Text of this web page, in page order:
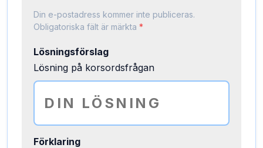
Din e-postadress kommer inte publiceras.
Obligatoriska fält är märkta *
Lösningsförslag
Lösning på korsordsfrågan
Förklaring